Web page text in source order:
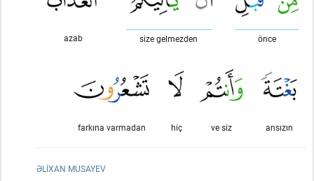
önce
size gelmezden
azab
ansızın
ve siz
hiç
farkına varmadan
ƏLIXAN MUSAYEV